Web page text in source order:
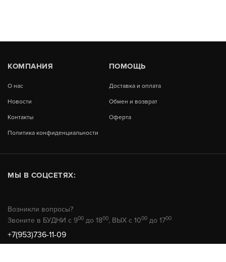
КОМПАНИЯ
О нас
Новости
Контакты
Политика конфиденциальности
ПОМОЩЬ
Доставка и оплата
Обмен и возврат
Оферта
МЫ В СОЦСЕТЯХ:
Возникли вопросы?
Звоните в БУДНИ с 900 до 1800, ВЫХ с 1000 до 1700
+7(953)736-11-09